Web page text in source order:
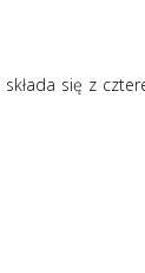
się z